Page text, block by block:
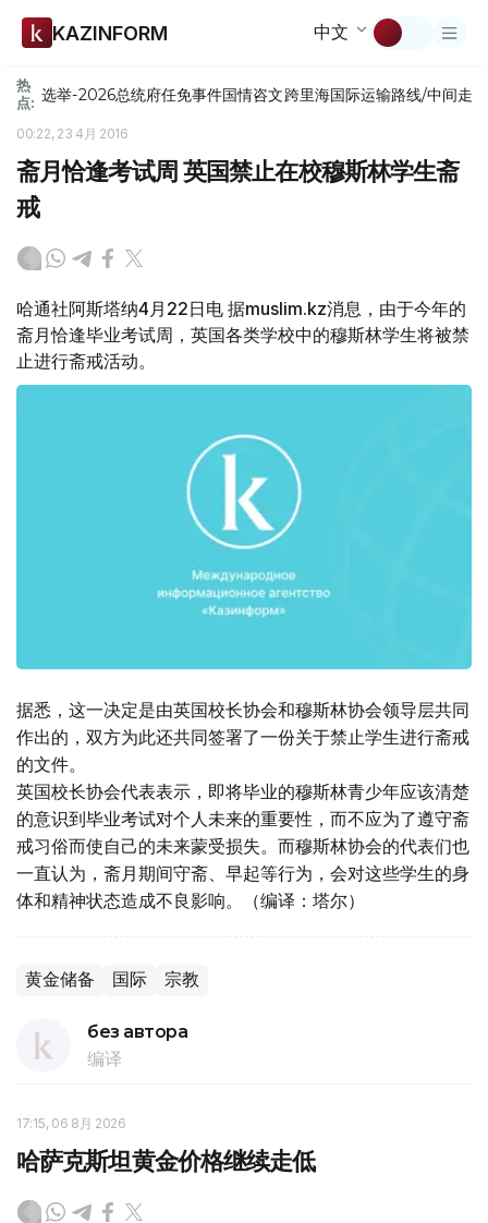
KAZINFORM 中文
热
点: 选举-2026总统府任免事件国情咨文跨里海国际运输路线/中间走廊
00:22, 23 4月 2016
斋月恰逢考试周 英国禁止在校穆斯林学生斋
戒
哈通社阿斯塔纳4月22日电 据muslim.kz消息，由于今年的
斋月恰逢毕业考试周，英国各类学校中的穆斯林学生将被禁
止进行斋戒活动。
据悉，这一决定是由英国校长协会和穆斯林协会领导层共同
作出的，双方为此还共同签署了一份关于禁止学生进行斋戒
的文件。
英国校长协会代表表示，即将毕业的穆斯林青少年应该清楚
的意识到毕业考试对个人未来的重要性，而不应为了遵守斋
戒习俗而使自己的未来蒙受损失。而穆斯林协会的代表们也
一直认为，斋月期间守斋、早起等行为，会对这些学生的身
体和精神状态造成不良影响。（编译：塔尔）
黄金储备 国际 宗教
без автора
编译
17:15, 06 8月 2026
哈萨克斯坦黄金价格继续走低